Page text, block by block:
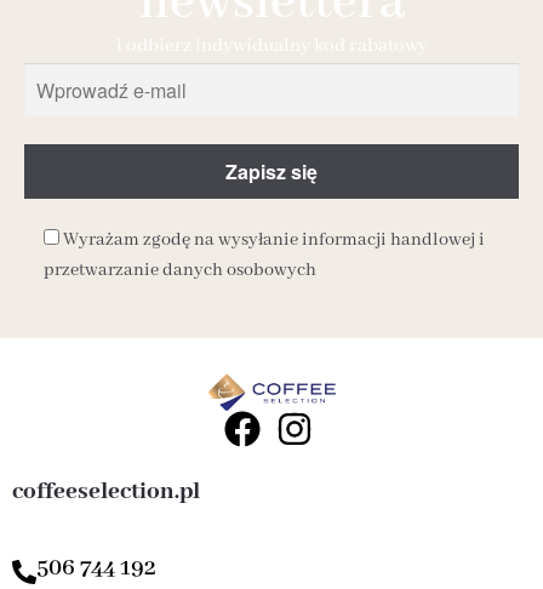
i odbierz indywidualny kod rabatowy
Wyrażam zgodę na wysyłanie informacji handlowej i
przetwarzanie danych osobowych
coffeeselection.pl
506 744 192